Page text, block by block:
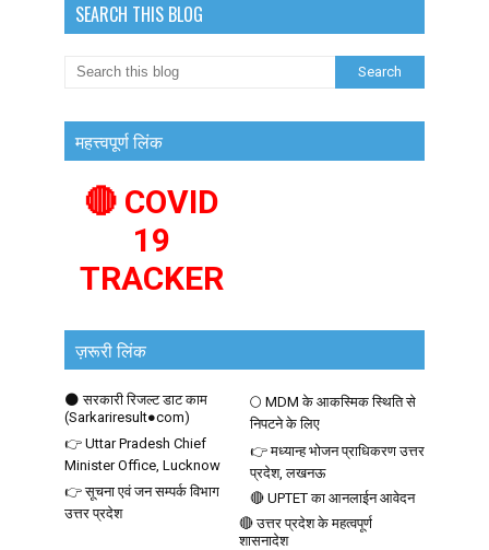
SEARCH THIS BLOG
महत्त्वपूर्ण लिंक
🔴 COVID
19
TRACKER
ज़रूरी लिंक
🌑 सरकारी रिजल्ट डाट काम
(Sarkariresult●com)
🌕 MDM के आकस्मिक स्थिति से
निपटने के लिए
👉 Uttar Pradesh Chief
Minister Office, Lucknow
👉 मध्यान्ह भोजन प्राधिकरण उत्तर
प्रदेश, लखनऊ
👉 सूचना एवं जन सम्पर्क विभाग
उत्तर प्रदेश
🔴 UPTET का आनलाईन आवेदन
🔴 उत्तर प्रदेश के महत्वपूर्ण
शासनादेश